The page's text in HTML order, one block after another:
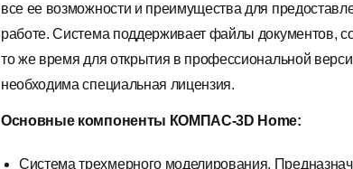
все ее возможности и преимущества для
работе. Система поддерживает файлы
то же время для открытия в профессиональной
необходима специальная лицензия.
Основные компоненты КОМПАС-3D Home:
Система трехмерного моделирования.